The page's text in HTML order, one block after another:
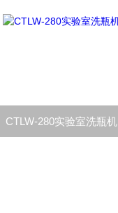
CTLW-280实验室洗瓶机